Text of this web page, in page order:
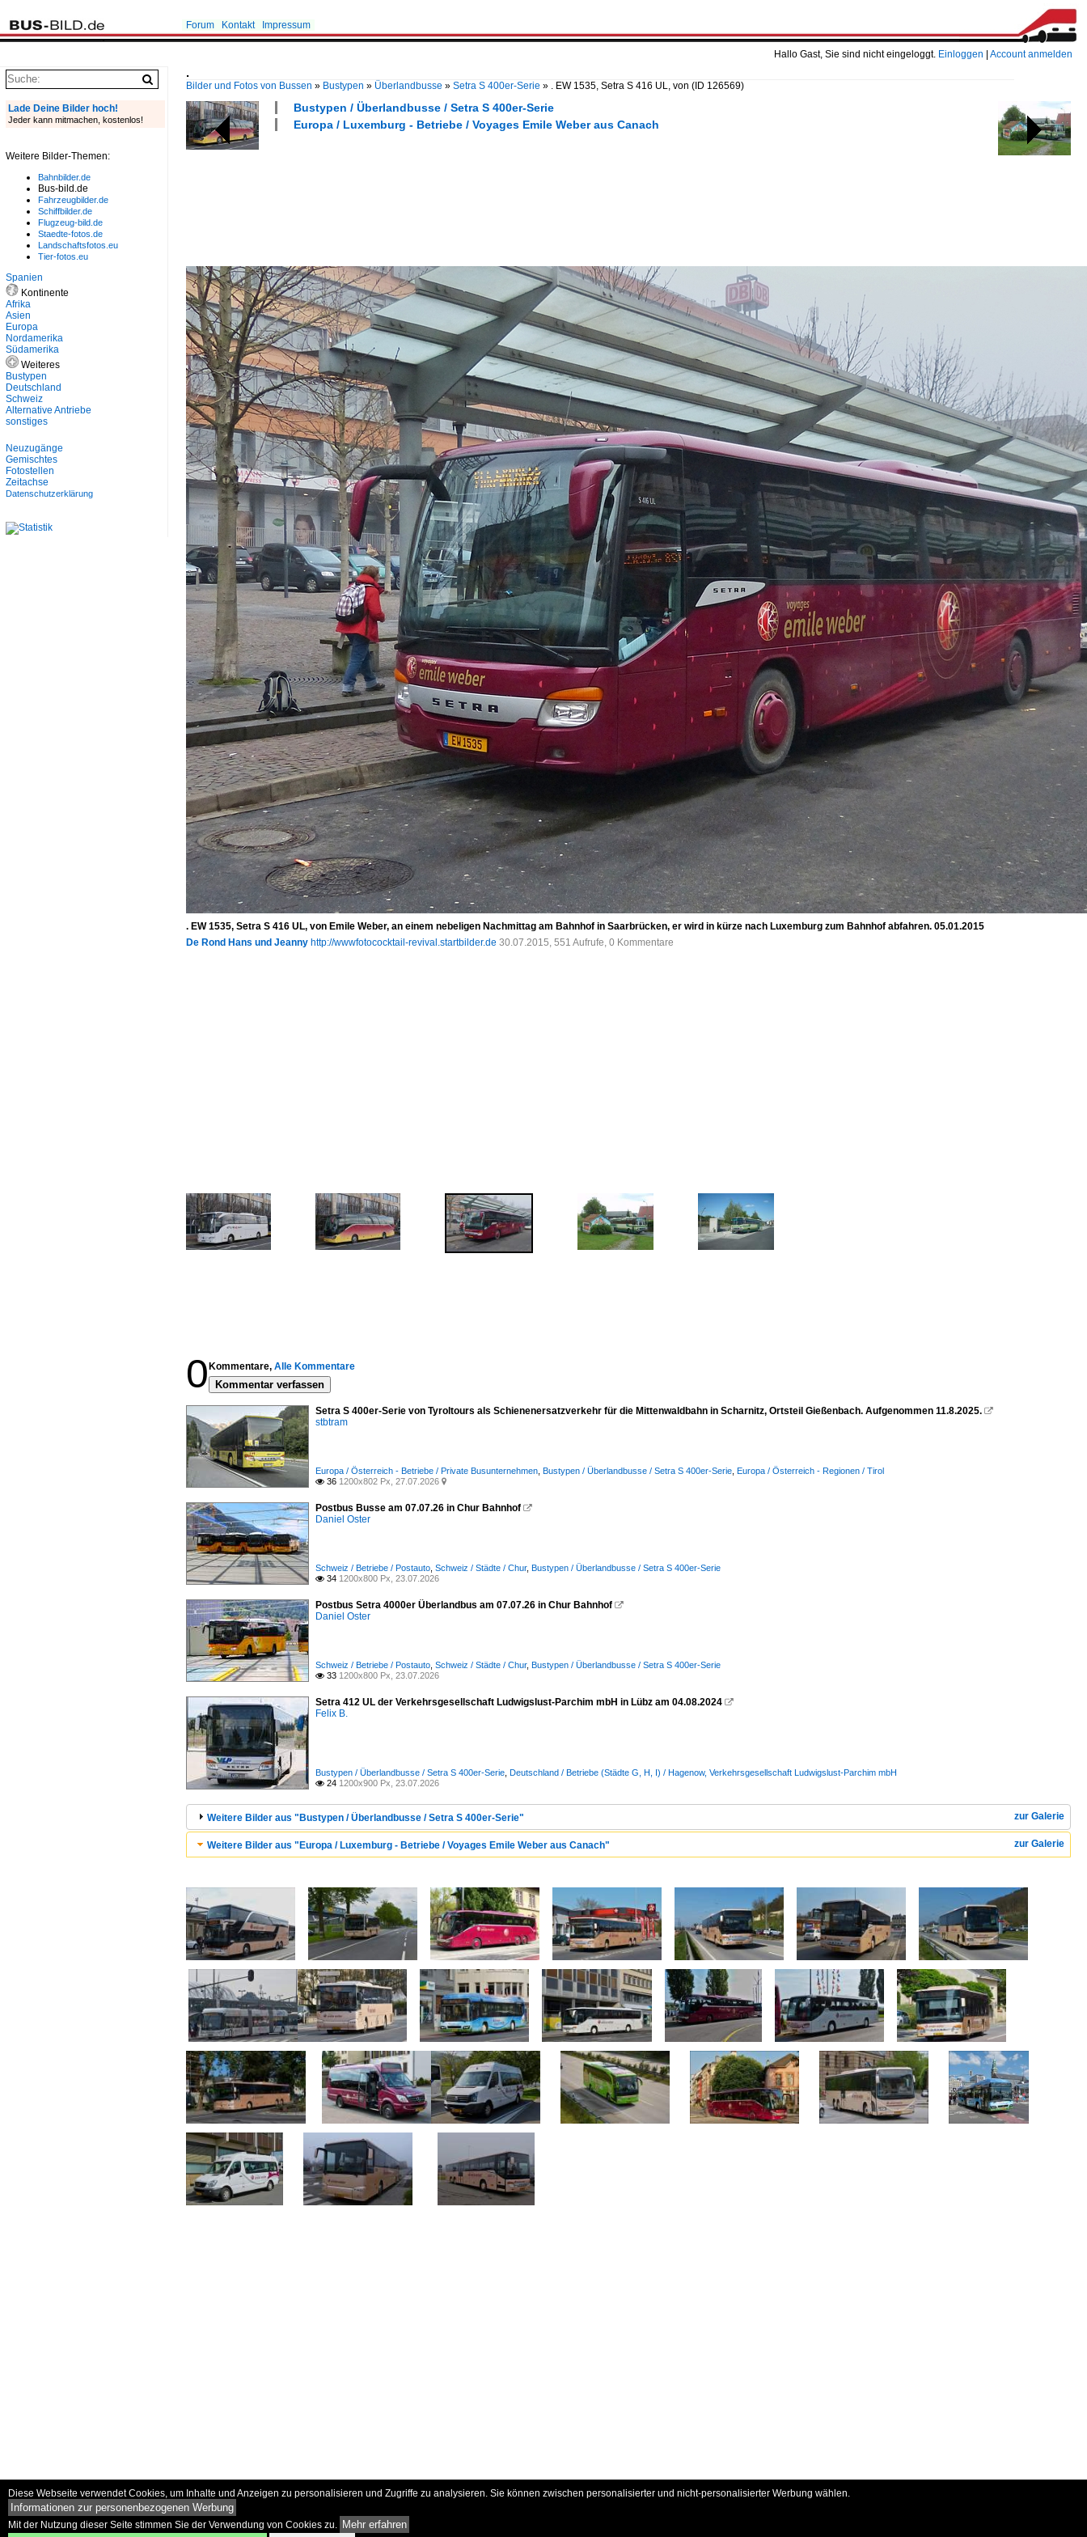
Hallo Gast, Sie sind nicht eingeloggt. Einloggen Account anmelden
Forum Kontakt Impressum
.
Bilder und Fotos von Bussen » Bustypen » Überlandbusse » Setra S 400er-Serie » . EW 1535, Setra S 416 UL, von (ID 126569)
Bustypen / Überlandbusse / Setra S 400er-Serie
Europa / Luxemburg - Betriebe / Voyages Emile Weber aus Canach
. EW 1535, Setra S 416 UL, von Emile Weber, an einem nebeligen Nachmittag am Bahnhof in Saarbrücken, er wird in kürze nach Luxemburg zum Bahnhof abfahren. 05.01.2015
De Rond Hans und Jeanny http://wwwfotococktail-revival.startbilder.de 30.07.2015, 551 Aufrufe, 0 Kommentare
0 Kommentare, Alle Kommentare
Kommentar verfassen
Setra S 400er-Serie von Tyroltours als Schienenersatzverkehr für die Mittenwaldbahn in Scharnitz, Ortsteil Gießenbach. Aufgenommen 11.8.2025. 
stbtram
Europa / Österreich - Betriebe / Private Busunternehmen Bustypen / Überlandbusse / Setra S 400er-Serie Europa / Österreich - Regionen / Tirol
 36 1200x802 Px, 27.07.2026 
Postbus Busse am 07.07.26 in Chur Bahnhof 
Daniel Oster
Schweiz / Betriebe / Postauto Schweiz / Städte / Chur, Bustypen / Überlandbusse / Setra S 400er-Serie
 34 1200x800 Px, 23.07.2026
Postbus Setra 4000er Überlandbus am 07.07.26 in Chur Bahnhof 
Daniel Oster
Schweiz / Betriebe / Postauto Schweiz / Städte / Chur, Bustypen / Überlandbusse / Setra S 400er-Serie
 33 1200x800 Px, 23.07.2026
Setra 412 UL der Verkehrsgesellschaft Ludwigslust-Parchim mbH in Lübz am 04.08.2024 
Felix B.
Bustypen / Überlandbusse / Setra S 400er-Serie Deutschland / Betriebe (Städte G, H, I) / Hagenow, Verkehrsgesellschaft Ludwigslust-Parchim mbH
 24 1200x900 Px, 23.07.2026
zur Galerie
Weitere Bilder aus "Bustypen / Überlandbusse / Setra S 400er-Serie"
zur Galerie
Weitere Bilder aus "Europa / Luxemburg - Betriebe / Voyages Emile Weber aus Canach"
Lade Deine Bilder hoch!
Jeder kann mitmachen, kostenlos!
Weitere Bilder-Themen:
Bahnbilder.de
Bus-bild.de
Fahrzeugbilder.de
Schiffbilder.de
Flugzeug-bild.de
Staedte-fotos.de
Landschaftsfotos.eu
Tier-fotos.eu
Spanien
Kontinente
Afrika
Asien
Europa
Nordamerika
Südamerika
Weiteres
Bustypen
Deutschland
Schweiz
Alternative Antriebe
sonstiges
Neuzugänge
Gemischtes
Fotostellen
Zeitachse
Datenschutzerklärung
Diese Webseite verwendet Cookies, um Inhalte und Anzeigen zu personalisieren und Zugriffe zu analysieren. Sie können zwischen personalisierter und nicht-personalisierter Werbung wählen.
Informationen zur personenbezogenen Werbung
Mit der Nutzung dieser Seite stimmen Sie der Verwendung von Cookies zu. Mehr erfahren